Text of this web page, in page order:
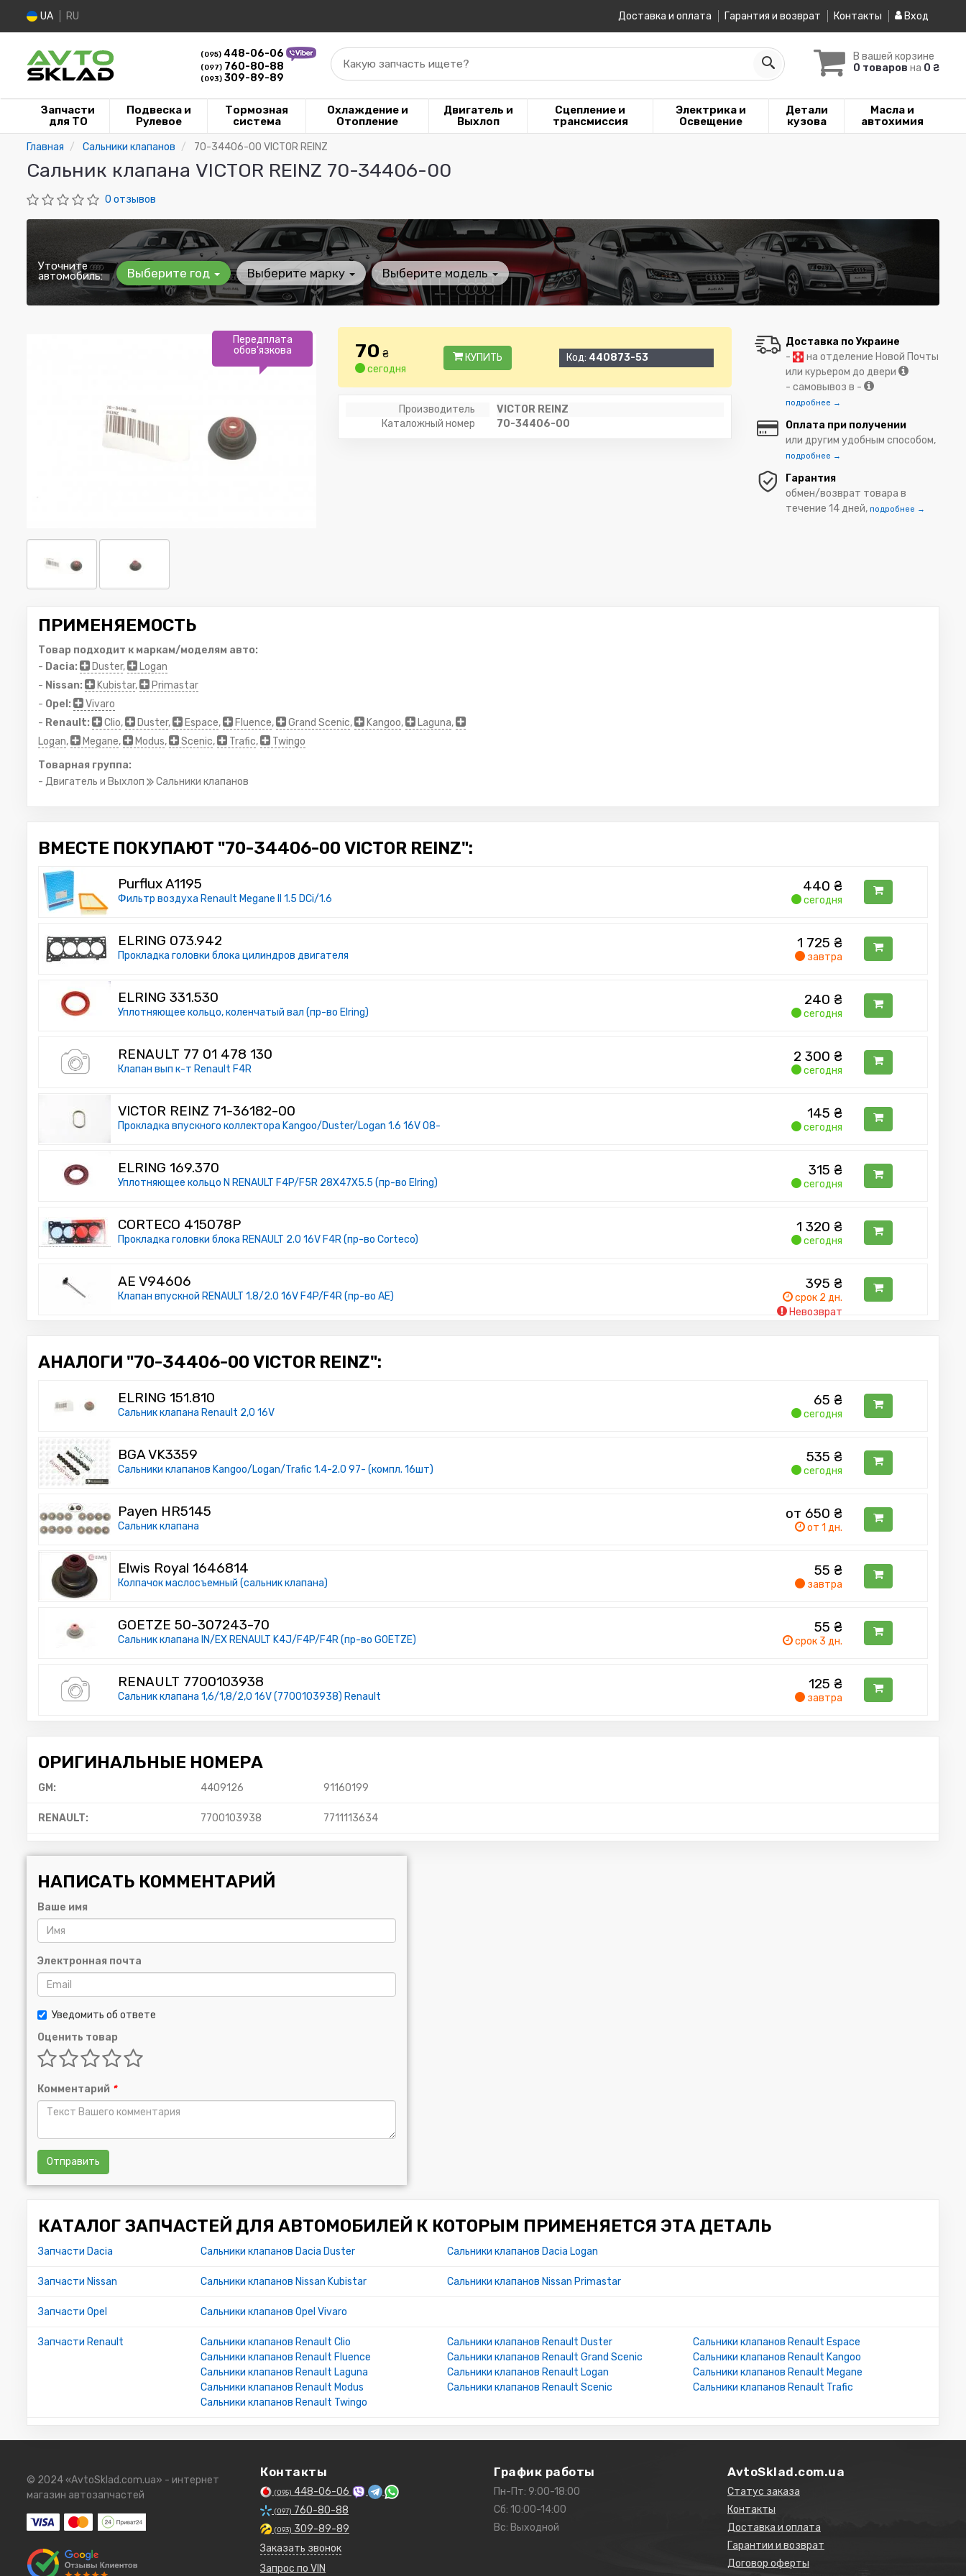
UA RU Доставка и оплата Гарантия и возврат Контакты Вход
(095) 448-06-06
(097) 760-80-88
(093) 309-89-89
В вашей корзине
0 товаров на 0 ₴
Какую запчасть ищете?
Запчасти
для ТО
Подвеска и
Рулевое
Тормозная
система
Охлаждение и
Отопление
Двигатель и
Выхлоп
Сцепление и
трансмиссия
Электрика и
Освещение
Детали
кузова
Масла и
автохимия
Главная Сальники клапанов 70-34406-00 VICTOR REINZ
Сальник клапана VICTOR REINZ 70-34406-00
0 отзывов
Уточните
автомобиль: Выберите год Выберите марку Выберите модель
Передплата
обов'язкова
70 ₴
сегодня
КУПИТЬ Код: 440873-53
Производитель
VICTOR REINZ
Каталожный номер
70-34406-00
Доставка по Украине
-
на отделение Новой Почты
или курьером до двери
- самовывоз в -
подробнее →
Оплата при получении
или другим удобным способом,
подробнее →
Гарантия
обмен/возврат товара в
течение 14 дней,подробнее →
ПРИМЕНЯЕМОСТЬ
Товар подходит к маркам/моделям авто:
- Dacia: Duster,
Logan
- Nissan: Kubistar,
Primastar
- Opel:
Vivaro
- Renault: Clio, Duster, Espace, Fluence, Grand Scenic, Kangoo, Laguna,
Logan, Megane, Modus, Scenic, Trafic,
Twingo
Товарная группа:
- Двигатель и Выхлоп
Сальники клапанов
ВМЕСТЕ ПОКУПАЮТ "70-34406-00 VICTOR REINZ":
Purflux A1195
Фильтр воздуха Renault Megane II 1.5 DCi/1.6
440 ₴
сегодня
ELRING 073.942
Прокладка головки блока цилиндров двигателя
1 725 ₴
завтра
ELRING 331.530
Уплотняющее кольцо, коленчатый вал (пр-во Elring)
240 ₴
сегодня
RENAULT 77 01 478 130
Клапан вып к-т Renault F4R
2 300 ₴
сегодня
VICTOR REINZ 71-36182-00
Прокладка впускного коллектора Kangoo/Duster/Logan 1.6 16V 08-
145 ₴
сегодня
ELRING 169.370
Уплотняющее кольцо N RENAULT F4P/F5R 28X47X5.5 (пр-во Elring)
315 ₴
сегодня
CORTECO 415078P
Прокладка головки блока RENAULT 2.0 16V F4R (пр-во Corteco)
1 320 ₴
сегодня
AE V94606
Клапан впускной RENAULT 1.8/2.0 16V F4P/F4R (пр-во AE)
395 ₴
срок 2 дн.
Невозврат
АНАЛОГИ "70-34406-00 VICTOR REINZ":
ELRING 151.810
Сальник клапана Renault 2,0 16V
65 ₴
сегодня
BGA VK3359
Сальники клапанов Kangoo/Logan/Trafic 1.4-2.0 97- (компл. 16шт)
535 ₴
сегодня
Payen HR5145
Сальник клапана
от 650 ₴
от 1 дн.
Elwis Royal 1646814
Колпачок маслосъемный (сальник клапана)
55 ₴
завтра
GOETZE 50-307243-70
Сальник клапана IN/EX RENAULT K4J/F4P/F4R (пр-во GOETZE)
55 ₴
срок 3 дн.
RENAULT 7700103938
Сальник клапана 1,6/1,8/2,0 16V (7700103938) Renault
125 ₴
завтра
ОРИГИНАЛЬНЫЕ НОМЕРА
GM: 4409126 91160199
RENAULT: 7700103938 7711113634
НАПИСАТЬ КОММЕНТАРИЙ
Ваше имя
Электронная почта
Уведомить об ответе
Оценить товар
Комментарий *
Отправить
КАТАЛОГ ЗАПЧАСТЕЙ ДЛЯ АВТОМОБИЛЕЙ К КОТОРЫМ ПРИМЕНЯЕТСЯ ЭТА ДЕТАЛЬ
Запчасти Dacia Сальники клапанов Dacia Duster Сальники клапанов Dacia Logan
Запчасти Nissan Сальники клапанов Nissan Kubistar Сальники клапанов Nissan Primastar
Запчасти Opel Сальники клапанов Opel Vivaro
Запчасти Renault Сальники клапанов Renault Clio Сальники клапанов Renault Duster
Сальники клапанов Renault Espace
Сальники клапанов Renault Fluence
Сальники клапанов Renault Grand Scenic
Сальники клапанов Renault Kangoo
Сальники клапанов Renault Laguna
Сальники клапанов Renault Logan
Сальники клапанов Renault Megane
Сальники клапанов Renault Modus
Сальники клапанов Renault Scenic
Сальники клапанов Renault Trafic
Сальники клапанов Renault Twingo
© 2024 «AvtoSklad.com.ua» - интернет
магазин автозапчастей
Контакты
(095) 448-06-06
(097) 760-80-88
(093) 309-89-89
Заказать звонок
Запрос по VIN
График работы
Пн-Пт: 9:00-18:00
Сб: 10:00-14:00
Вс: Выходной
AvtoSklad.com.ua
Статус заказа
Контакты
Доставка и оплата
Гарантии и возврат
Договор оферты